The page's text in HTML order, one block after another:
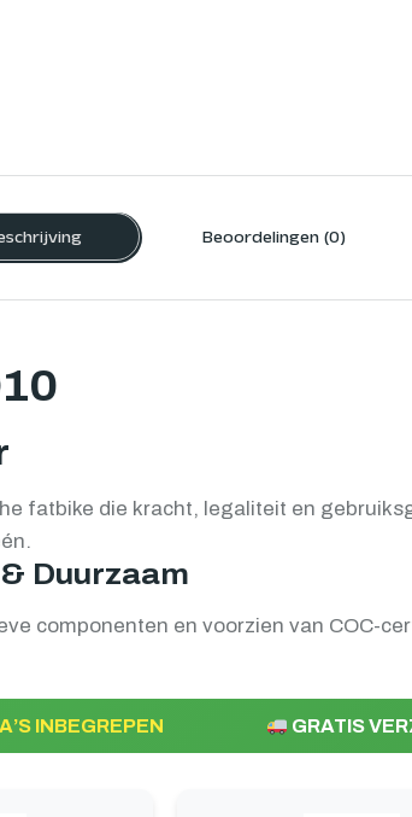
Beoordelingen (0)
fatbike die kracht, legaliteit en
Duurzaam
componenten en voorzien van COC-
INBEGREPEN GRATIS